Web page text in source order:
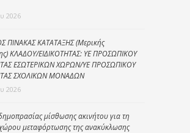
2026
ΠΙΝΑΚΑΣ ΚΑΤΑΤΑΞΗΣ (Μερικής
ΚΛΑΔΟΥ/ΕΙΔΙΚΟΤΗΤΑΣ: ΥΕ ΠΡΟΣΩΠΙΚΟΥ
ΕΣΩΤΕΡΙΚΩΝ ΧΩΡΩΝ/ΥΕ ΠΡΟΣΩΠΙΚΟΥ
ΣΧΟΛΙΚΩΝ ΜΟΝΑΔΩΝ
2026
μίσθωσης ακινήτου για τη
χώρου μεταφόρτωσης της ανακύκλωσης